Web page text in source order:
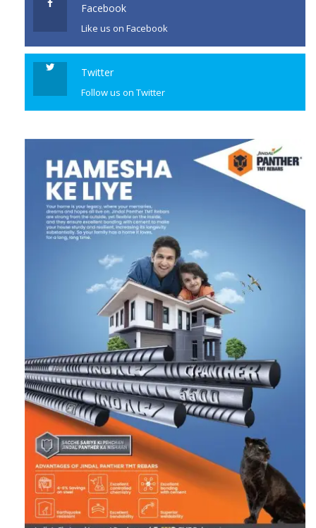
Facebook
Like us on Facebook
Twitter
Follow us on Twitter